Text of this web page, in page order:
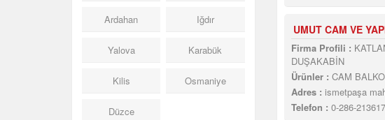
Ardahan Iğdır
Yalova Karabük
Kilis Osmaniye
Düzce
UMUT CAM VE
Firma Profili :
DUŞAKABİN
Ürünler : CAM
Adres : ismetpaşa
Telefon : 0-286-